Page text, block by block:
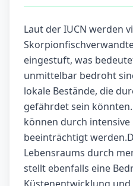
Laut der IUCN werden
eingestuft, was
unmittelbar bedroht
lokale Bestände, die
gefährdet sein
können durch
beeinträchtigt
Lebensraums durch
stellt ebenfalls eine